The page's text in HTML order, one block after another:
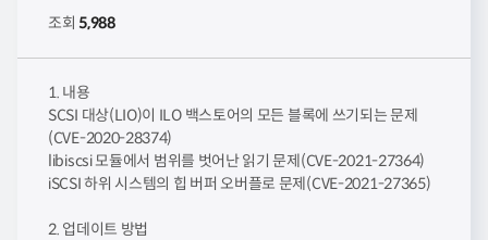
조회 5,988
1. 내용
SCSI 대상(LIO)이 ILO 백스토어의 모든 블록에 쓰기되는 문제
(CVE-2020-28374)
libiscsi 모듈에서 범위를 벗어난 읽기 문제(CVE-2021-27364)
iSCSI 하위 시스템의 힙 버퍼 오버플로 문제(CVE-2021-27365)
2. 업데이트 방법